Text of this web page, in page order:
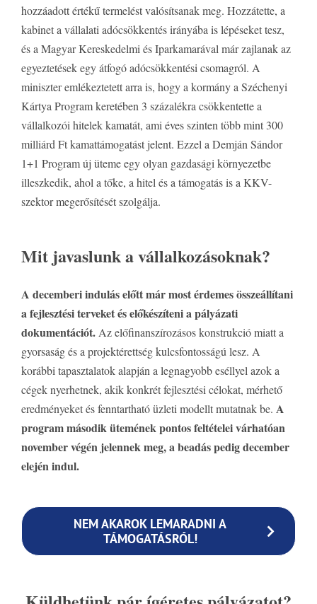
hozzáadott értékű termelést valósítsanak meg. Hozzátette, a
kabinet a vállalati adócsökkentés irányába is lépéseket tesz,
és a Magyar Kereskedelmi és Iparkamarával már zajlanak az
egyeztetések egy átfogó adócsökkentési csomagról. A
miniszter emlékeztetett arra is, hogy a kormány a Széchenyi
Kártya Program keretében 3 százalékra csökkentette a
vállalkozói hitelek kamatát, ami éves szinten több mint 300
milliárd Ft kamattámogatást jelent. Ezzel a Demján Sándor
1+1 Program új üteme egy olyan gazdasági környezetbe
illeszkedik, ahol a tőke, a hitel és a támogatás is a KKV-
szektor megerősítését szolgálja.
Mit javaslunk a vállalkozásoknak?
A decemberi indulás előtt már most érdemes összeállítani
a fejlesztési terveket és előkészíteni a pályázati
dokumentációt. Az előfinanszírozásos konstrukció miatt a
gyorsaság és a projektérettség kulcsfontosságú lesz. A
korábbi tapasztalatok alapján a legnagyobb eséllyel azok a
cégek nyerhetnek, akik konkrét fejlesztési célokat, mérhető
eredményeket és fenntartható üzleti modellt mutatnak be. A
program második ütemének pontos feltételei várhatóan
november végén jelennek meg, a beadás pedig december
elején indul.
NEM AKAROK LEMARADNI A
TÁMOGATÁSRÓL!